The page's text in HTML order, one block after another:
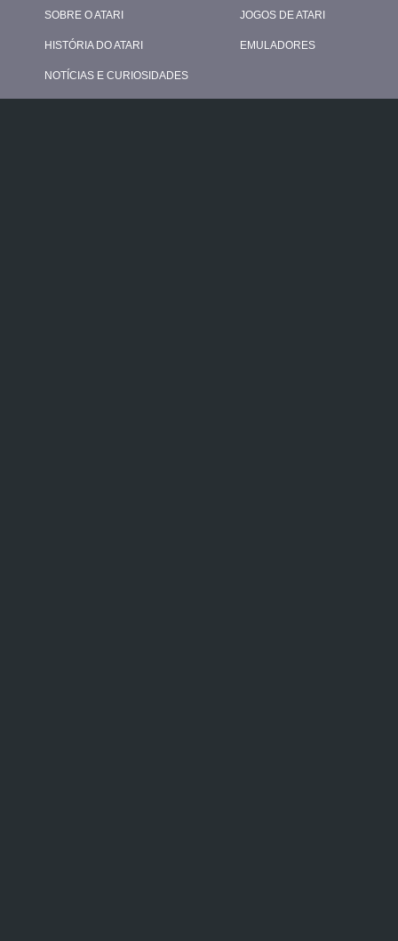
SOBRE O ATARI
HISTÓRIA DO ATARI
NOTÍCIAS E CURIOSIDADES
JOGOS DE ATARI
EMULADORES